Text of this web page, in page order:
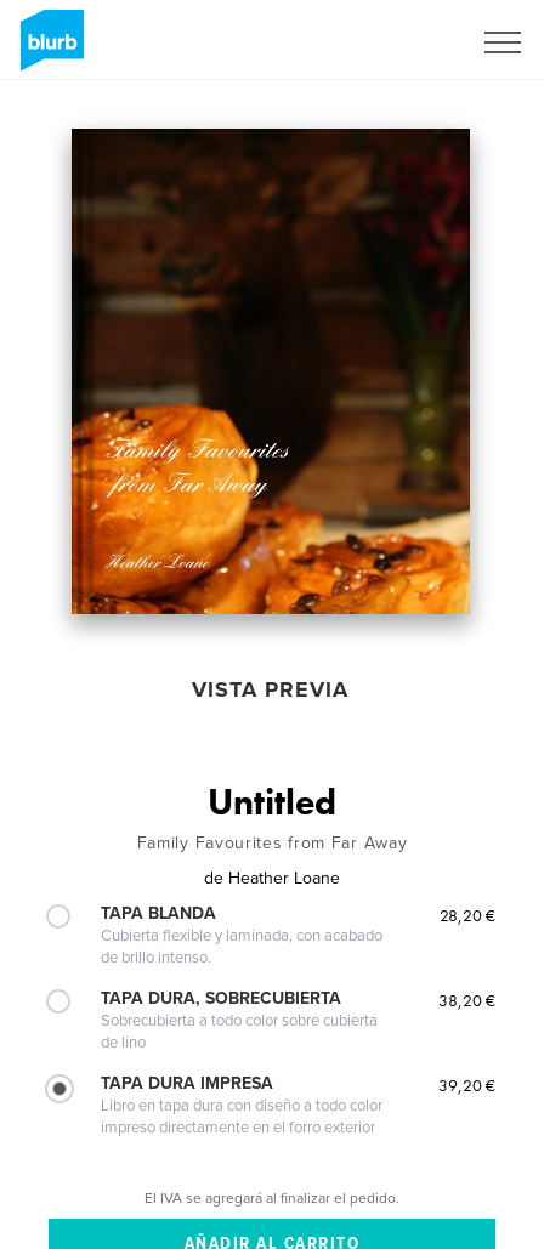
VISTA PREVIA
Untitled
Family Favourites from Far Away
de Heather Loane
TAPA BLANDA
Cubierta flexible y laminada, con acabado
de brillo intenso.
28,20 €
TAPA DURA, SOBRECUBIERTA
Sobrecubierta a todo color sobre cubierta
de lino
38,20 €
TAPA DURA IMPRESA
Libro en tapa dura con diseño a todo color
impreso directamente en el forro exterior
39,20 €
El IVA se agregará al finalizar el pedido.